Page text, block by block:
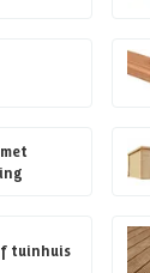
tuinhuis